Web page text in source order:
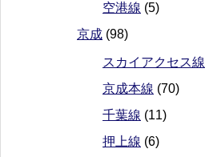
空港線 (5)
京成 (98)
スカイアクセス線
京成本線 (70)
千葉線 (11)
押上線 (6)